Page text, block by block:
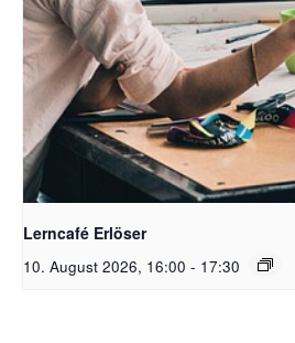
Bildrechte: stocksnap (c) PixabayFree
Lerncafé Erlöser
10. August 2026, 16:00 - 17:30